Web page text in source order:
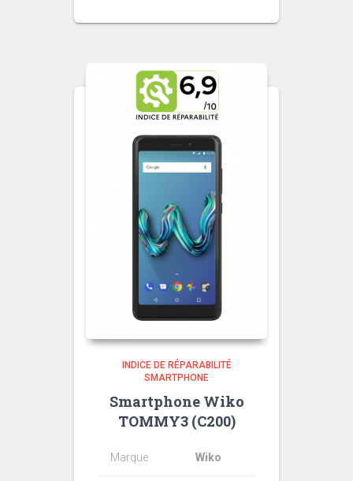
INDICE DE RÉPARABILITÉ
SMARTPHONE
Smartphone Wiko
TOMMY3 (C200)
Marque Wiko